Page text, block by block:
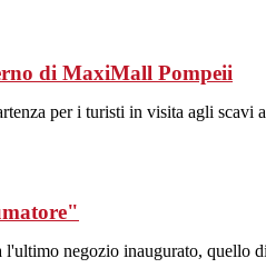
di MaxiMall Pompeii
per i turisti in visita agli scavi
negozio inaugurato, quello